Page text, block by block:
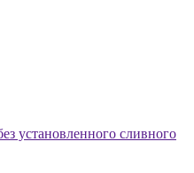
установленного сливного